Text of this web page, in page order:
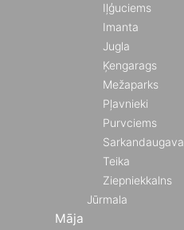
Iļģuciems
Imanta
Jugla
Ķengarags
Mežaparks
Pļavnieki
Purvciems
Sarkandaugava
Teika
Ziepniekkalns
Jūrmala
Māja